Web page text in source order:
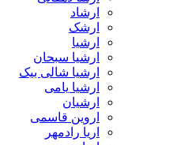
ارشاد
ارشک
ارشیا
ارشیا سبحان
ارشیا شالی بیک
ارشیا یامی
ارشیان
اروین قاسمی
اریا رادمهر